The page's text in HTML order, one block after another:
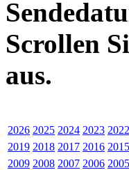
Scrollen
aus.
2026 2025 2024 2023 2022
2019 2018 2017 2016 2015
2009 2008 2007 2006 2005